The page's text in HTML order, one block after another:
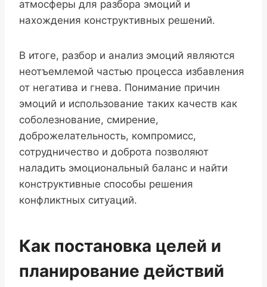
атмосферы для разбора эмоций и
нахождения конструктивных решений.
В итоге, разбор и анализ эмоций являются
неотъемлемой частью процесса избавления
от негатива и гнева. Понимание причин
эмоций и использование таких качеств как
соболезнование, смирение,
доброжелательность, компромисс,
сотрудничество и доброта позволяют
наладить эмоциональный баланс и найти
конструктивные способы решения
конфликтных ситуаций.
Как постановка целей и
планирование действий